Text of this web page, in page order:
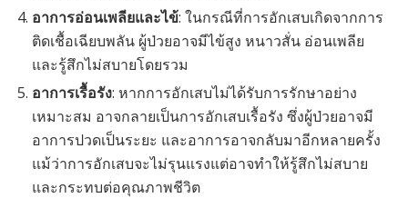
อาการอ่อนเพลียและไข้: ในกรณีที่การอักเสบเกิดจากการ
ติดเชื้อเฉียบพลัน ผู้ป่วยอาจมีไข้สูง หนาวสั่น อ่อนเพลีย
และรู้สึกไม่สบายโดยรวม
อาการเรื้อรัง: หากการอักเสบไม่ได้รับการรักษาอย่าง
เหมาะสม อาจกลายเป็นการอักเสบเรื้อรัง ซึ่งผู้ป่วยอาจมี
อาการปวดเป็นระยะ และอาการอาจกลับมาอีกหลายครั้ง
แม้ว่าการอักเสบจะไม่รุนแรงแต่อาจทำให้รู้สึกไม่สบาย
และกระทบต่อคุณภาพชีวิต